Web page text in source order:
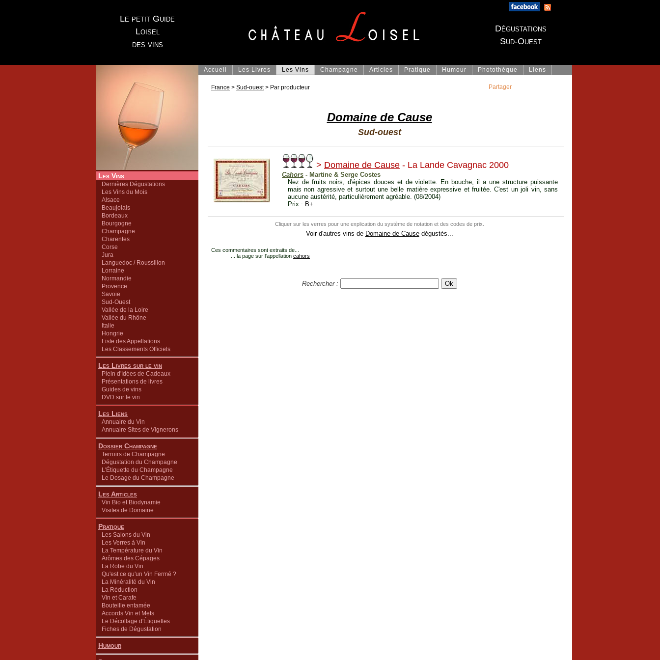
Le petit Guide
Loisel
des vins
Dégustations
Sud-Ouest
Les Vins
Dernières Dégustations
Les Vins du Mois
Alsace
Beaujolais
Bordeaux
Bourgogne
Champagne
Charentes
Corse
Jura
Languedoc / Roussillon
Lorraine
Normandie
Provence
Savoie
Sud-Ouest
Vallée de la Loire
Vallée du Rhône
Italie
Hongrie
Liste des Appellations
Les Classements Officiels
Les Livres sur le vin
Plein d'Idées de Cadeaux
Présentations de livres
Guides de vins
DVD sur le vin
Les Liens
Annuaire du Vin
Annuaire Sites de Vignerons
Dossier Champagne
Terroirs de Champagne
Dégustation du Champagne
L'Étiquette du Champagne
Le Dosage du Champagne
Les Articles
Vin Bio et Biodynamie
Visites de Domaine
Pratique
Les Salons du Vin
Les Verres à Vin
La Température du Vin
Arômes des Cépages
La Robe du Vin
Qu'est ce qu'un Vin Fermé ?
La Minéralité du Vin
La Réduction
Vin et Carafe
Bouteille entamée
Accords Vin et Mets
Le Décollage d'Étiquettes
Fiches de Dégustation
Humour
Accueil Les Livres Les Vins Champagne Articles Pratique Humour Photothèque Liens
France > Sud-ouest> Par producteur
Domaine de Cause
Sud-ouest
> Domaine de Cause - La Lande Cavagnac 2000
Cahors - Martine & Serge Costes
Nez de fruits noirs, d'épices douces et de violette. En bouche, il a une structure puissante
mais non agressive et surtout une belle matière expressive et fruitée. C'est un joli vin, sans
aucune austérité, particulièrement agréable. (08/2004)
Prix : B+
Cliquer sur les verres pour une explication du système de notation et des codes de prix.
Voir d'autres vins de Domaine de Causedégustés...
Ces commentaires sont extraits de...
... la page sur l'appellation cahors
Rechercher :
Partager